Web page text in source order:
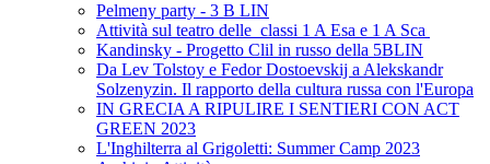
Pelmeny party - 3 B LIN
Attività sul teatro delle classi 1 A Esa e 1 A Sca
Kandinsky - Progetto Clil in russo della 5BLIN
Da Lev Tolstoy e Fedor Dostoevskij a Alekskandr
Solzenyzin. Il rapporto della cultura russa con l'Europa
IN GRECIA A RIPULIRE I SENTIERI CON ACT
GREEN 2023
L'Inghilterra al Grigoletti: Summer Camp 2023